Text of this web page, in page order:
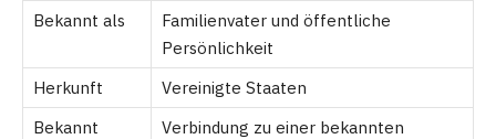
Bekannt als
Familienvater und öffentliche
Persönlichkeit
Herkunft
Vereinigte Staaten
Bekannt
Verbindung zu einer bekannten